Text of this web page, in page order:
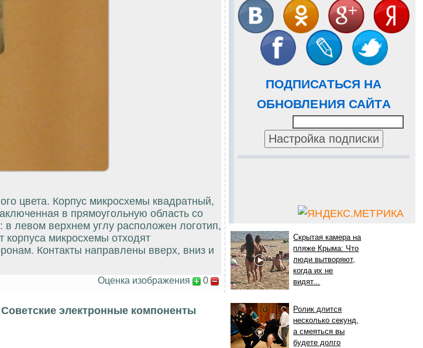
ПОДПИСАТЬСЯ НА
ОБНОВЛЕНИЯ САЙТА
Скрытая камера на
пляже Крыма: Что
люди вытворяют,
когда их не
видят...
Ролик длится
несколько секунд,
а смеяться вы
будете долго
цвета. Корпус микросхемы квадратный,
в прямоугольную область со
левом верхнем углу расположен логотип,
микросхемы отходят
Контакты направлены вверх, вниз и
Оценка изображения 0
электронные компоненты